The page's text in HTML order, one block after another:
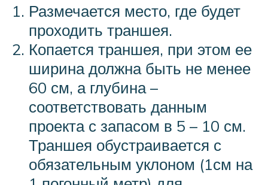
Размечается место, где будет
проходить траншея.
Копается траншея, при этом ее
ширина должна быть не менее
60 см, а глубина –
соответствовать данным
проекта с запасом в 5 – 10 см.
Траншея обустраивается с
обязательным уклоном (1см на